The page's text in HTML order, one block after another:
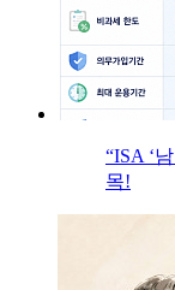
“ISA ‘
목!